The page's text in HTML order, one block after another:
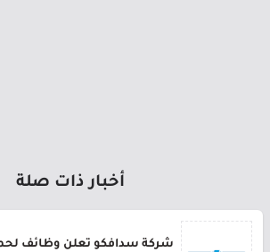
أخبار ذات صلة
شركة سدافكو تعلن وظائف